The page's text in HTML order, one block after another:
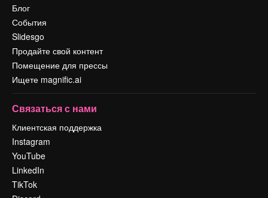
Блог
События
Slidesgo
Продайте свой контент
Помещение для прессы
Ищете magnific.ai
Связаться с нами
Клиентская поддержка
Instagram
YouTube
LinkedIn
TikTok